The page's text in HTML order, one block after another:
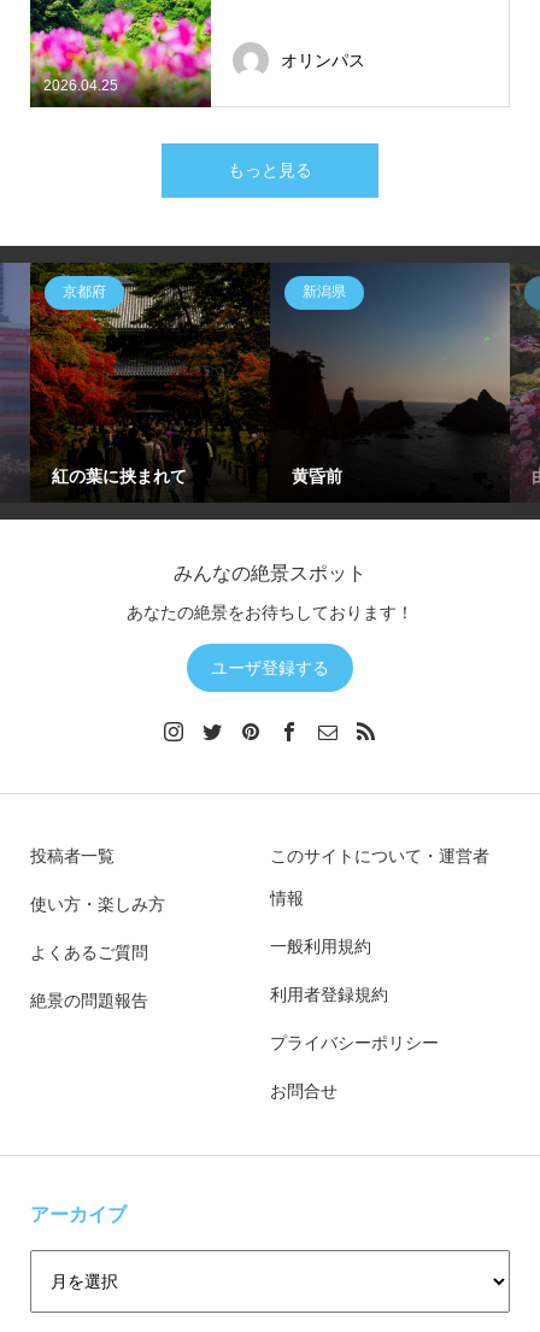
2026.04.25
オリンパス
もっと見る
京都府
紅の葉に挟まれて
新潟県
黄昏前
みんなの絶景スポット
あなたの絶景をお待ちしております！
ユーザ登録する
投稿者一覧
使い方・楽しみ方
よくあるご質問
絶景の問題報告
このサイトについて・運営者
情報
一般利用規約
利用者登録規約
プライバシーポリシー
お問合せ
アーカイブ